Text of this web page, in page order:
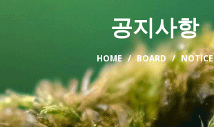
공지사항
HOME BOARD NOTICE